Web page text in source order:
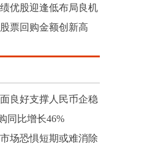
优股迎逢低布局良机
票回购金额创新高
良好支撑人民币企稳
同比增长46%
场恐惧短期或难消除